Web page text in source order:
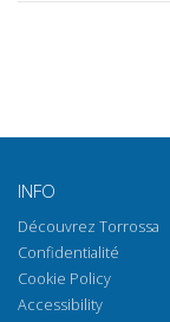
INFO
Découvrez Torrossa
Confidentialité
Cookie Policy
Accessibility